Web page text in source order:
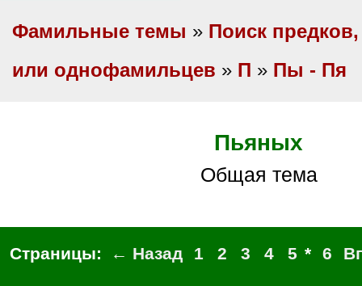
Фамильные темы » Поиск
или однофамильцев » П » Пы - Пя
Пьяных
Общая тема
Страницы: ← Назад 1 2 3 4 5 * 6